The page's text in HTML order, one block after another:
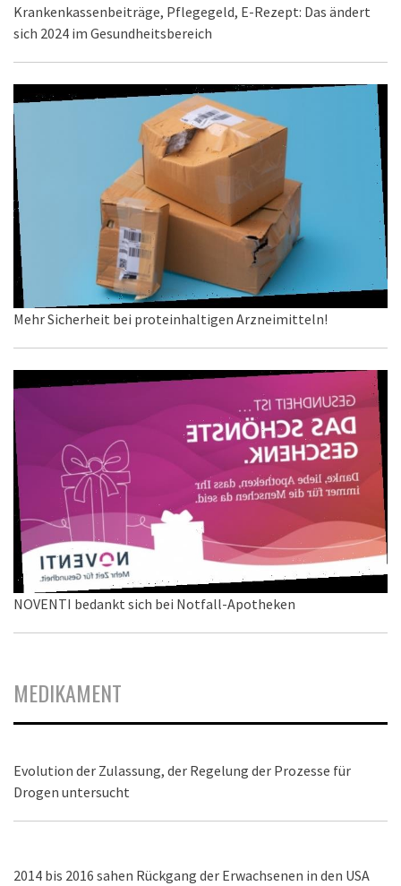
Krankenkassenbeiträge, Pflegegeld, E-Rezept: Das ändert
sich 2024 im Gesundheitsbereich
Mehr Sicherheit bei proteinhaltigen Arzneimitteln!
NOVENTI bedankt sich bei Notfall-Apotheken
MEDIKAMENT
Evolution der Zulassung, der Regelung der Prozesse für
Drogen untersucht
2014 bis 2016 sahen Rückgang der Erwachsenen in den USA